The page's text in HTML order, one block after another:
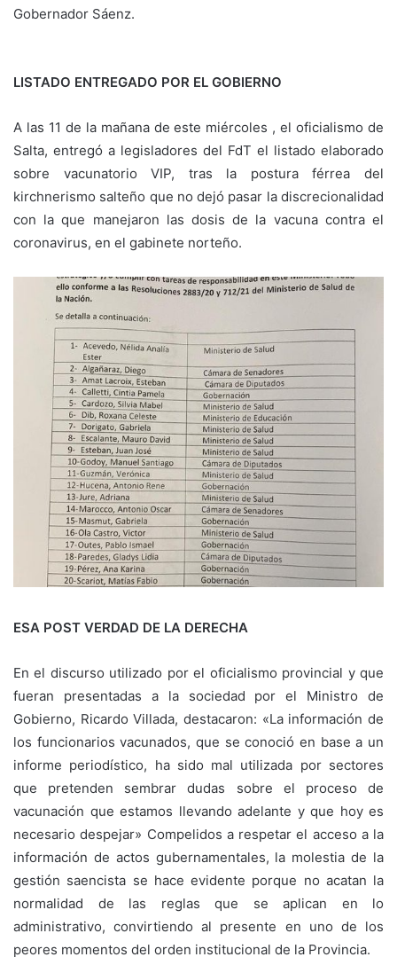
Gobernador Sáenz.
LISTADO ENTREGADO POR EL GOBIERNO
A las 11 de la mañana de este miércoles , el oficialismo de
Salta, entregó a legisladores del FdT el listado elaborado
sobre vacunatorio VIP, tras la postura férrea del
kirchnerismo salteño que no dejó pasar la discrecionalidad
con la que manejaron las dosis de la vacuna contra el
coronavirus, en el gabinete norteño.
ESA POST VERDAD DE LA DERECHA
En el discurso utilizado por el oficialismo provincial y que
fueran presentadas a la sociedad por el Ministro de
Gobierno, Ricardo Villada, destacaron: «La información de
los funcionarios vacunados, que se conoció en base a un
informe periodístico, ha sido mal utilizada por sectores
que pretenden sembrar dudas sobre el proceso de
vacunación que estamos llevando adelante y que hoy es
necesario despejar» Compelidos a respetar el acceso a la
información de actos gubernamentales, la molestia de la
gestión saencista se hace evidente porque no acatan la
normalidad de las reglas que se aplican en lo
administrativo, convirtiendo al presente en uno de los
peores momentos del orden institucional de la Provincia.